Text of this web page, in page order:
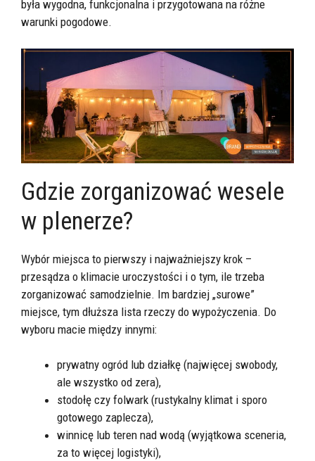
była wygodna, funkcjonalna i przygotowana na różne
warunki pogodowe.
Gdzie zorganizować wesele
w plenerze?
Wybór miejsca to pierwszy i najważniejszy krok –
przesądza o klimacie uroczystości i o tym, ile trzeba
zorganizować samodzielnie. Im bardziej „surowe”
miejsce, tym dłuższa lista rzeczy do wypożyczenia. Do
wyboru macie między innymi:
prywatny ogród lub działkę (najwięcej swobody,
ale wszystko od zera),
stodołę czy folwark (rustykalny klimat i sporo
gotowego zaplecza),
winnicę lub teren nad wodą (wyjątkowa sceneria,
za to więcej logistyki),